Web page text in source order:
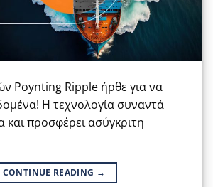
Poynting Ripple ήρθε για να
Η τεχνολογία συναντά
και προσφέρει ασύγκριτη
CONTINUE READING →